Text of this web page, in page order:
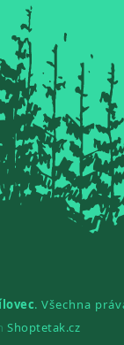
. Všechna
Shoptetak.cz